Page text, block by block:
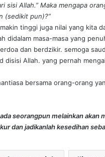
sisi Allah.” Maka mengapa
(sedikit pun)?”
tinggi juga nilai yang kita
didalam masa-masa yang
dan berdzikir. semoga
disisi Allah. yang pernah
bersama orang-orang
seorangpun melainkan akan
dan jadikanlah kesedihan